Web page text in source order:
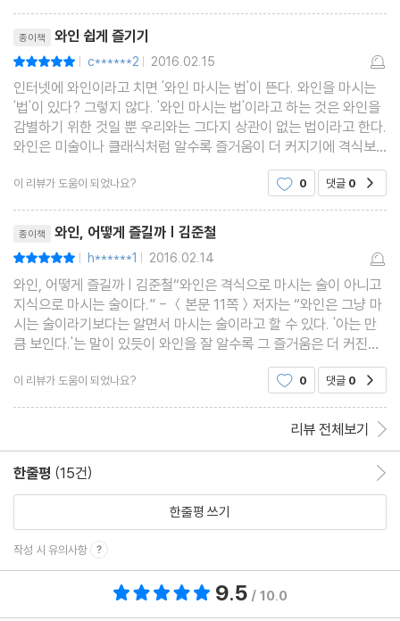
종이책 와인 쉽게 즐기기
| c******2 | 2016.02.15
인터넷에 와인이라고 치면 '와인 마시는 법'이 뜬다. 와인을 마시는
'법'이 있다? 그렇지 않다. '와인 마시는 법'이라고 하는 것은 와인을
감별하기 위한 것일 뿐 우리와는 그다지 상관이 없는 법이라고 한다.
와인은 미술이나 클래식처럼 알수록 즐거움이 더 커지기에 격식보
다는 그 맛과 향을 감상하고 서로 의견을 나눌 수 있는 것이 더 중요
하다.와인은 격식으로 마시는 술이 아니고
이 리뷰가 도움이 되었나요? 0 댓글 0
종이책 와인, 어떻게 즐길까 | 김준철
| h******1 | 2016.02.14
와인, 어떻게 즐길까 | 김준철“와인은 격식으로 마시는 술이 아니고
지식으로 마시는 술이다.” - ＜본문 11쪽＞저자는 “와인은 그냥 마
시는 술이라기보다는 알면서 마시는 술이라고 할 수 있다. '아는 만
큼 보인다.'는 말이 있듯이 와인을 잘 알수록 그 즐거움은 더 커진다.
그러나 와인은 세계 여러 나라의 각 지방에서 수십만 가지가 생산되
고 있다. 이렇듯 많은 와인 중에서 한
이 리뷰가 도움이 되었나요? 0 댓글 0
리뷰 전체보기
한줄평 (15건)
한줄평 쓰기
작성 시 유의사항
9.5 / 10.0